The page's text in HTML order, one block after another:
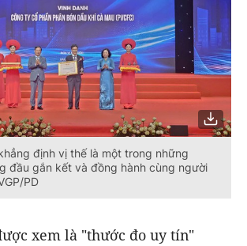
định vị thế là một trong những
đầu gắn kết và đồng hành cùng người
PD
xem là "thước đo uy tín"